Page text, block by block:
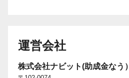
運営会社
株式会社ナビット(助成金なう）